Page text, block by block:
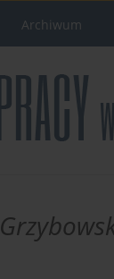
Archiwum